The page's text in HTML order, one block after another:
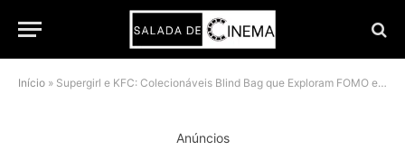
Início » Supergirl e KFC: Colecionáveis Blind Bag que Exploram FOMO em Junho de 2026
Anúncios